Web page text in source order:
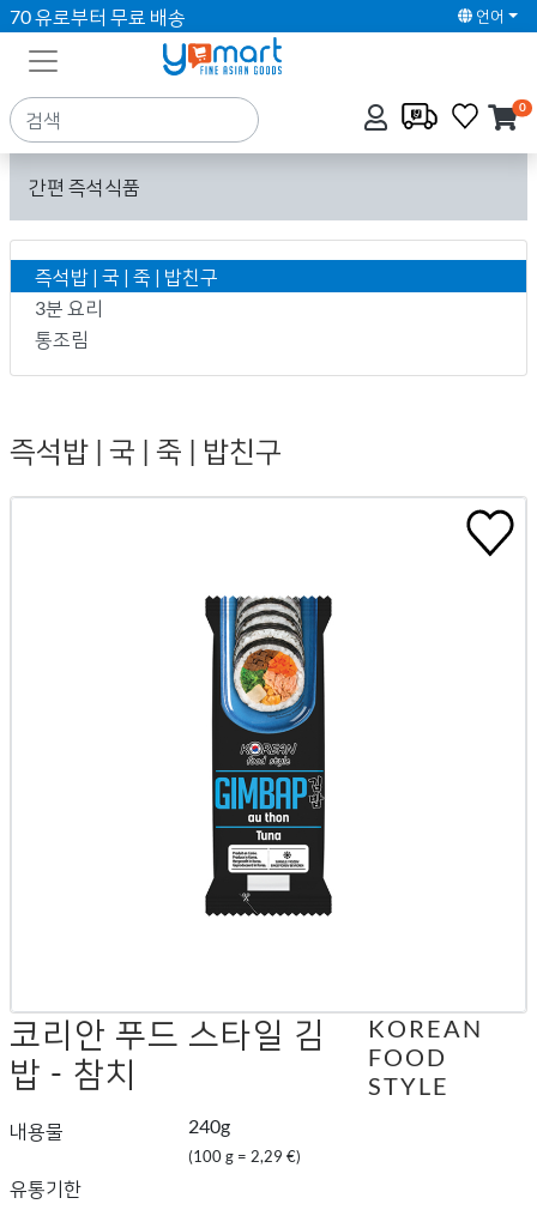
70 유로부터 무료 배송 언어
0
간편 즉석식품
즉석밥 | 국 | 죽 | 밥친구
3분 요리
통조림
즉석밥 | 국 | 죽 | 밥친구
코리안 푸드 스타일 김
밥 - 참치
내용물 240g
(100 g = 2,29 €)
유통기한
KOREAN
FOOD
STYLE